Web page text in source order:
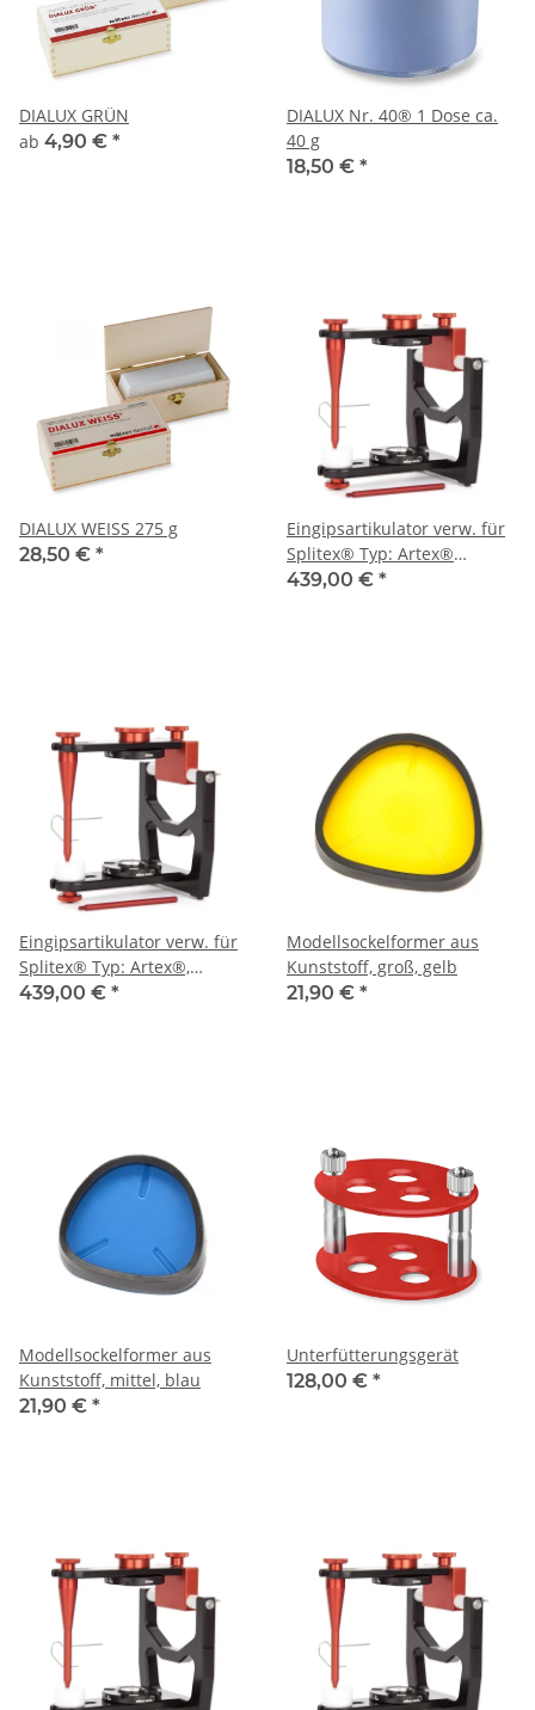
DIALUX GRÜN
ab 4,90 € *
DIALUX Nr. 40® 1 Dose ca.
40 g
18,50 € *
DIALUX WEISS 275 g
28,50 € *
Eingipsartikulator verw. für
Splitex® Typ: Artex®
Carbon, 126mm, inkl.
439,00 € *
Eingipsartikulator verw. für
Splitex® Typ: Artex®,
116mm inkl. Plattenset
439,00 € *
Modellsockelformer aus
Kunststoff, groß, gelb
21,90 € *
Modellsockelformer aus
Kunststoff, mittel, blau
21,90 € *
Unterfütterungsgerät
128,00 € *